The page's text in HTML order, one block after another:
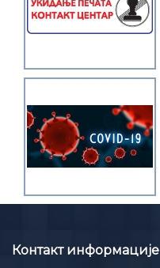
Контакт информације